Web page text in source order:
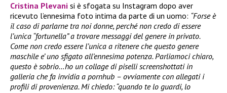
Cristina Plevani si è sfogata su Instagram dopo aver
ricevuto l’ennesima foto intima da parte di un uomo: “Forse è
il caso di parlarne tra noi donne, perché non credo di essere
l’unica “fortunella” a trovare messaggi del genere in privato.
Come non credo essere l’unica a ritenere che questo genere
maschile e’ uno sfigato all’ennesima potenza. Parliamoci chiaro,
questo è sobrio…ho un collage di piselli screenshottati in
galleria che fa invidia a pornhub – ovviamente con allegati i
profili di provenienza. Mi chiedo: “quando te lo guardi, lo